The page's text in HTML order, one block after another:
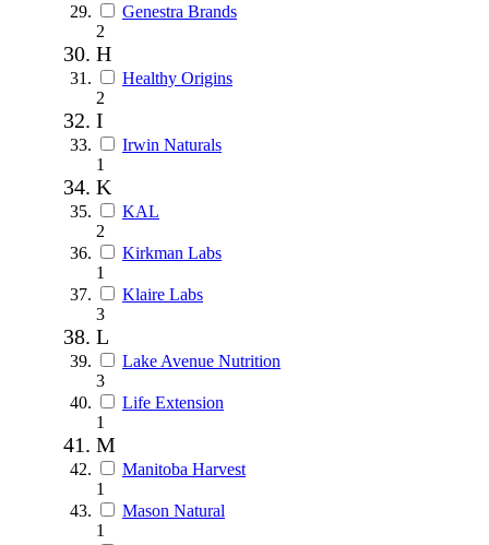
Genestra Brands
2
H
Healthy Origins
2
I
Irwin Naturals
1
K
KAL
2
Kirkman Labs
1
Klaire Labs
3
L
Lake Avenue Nutrition
3
Life Extension
1
M
Manitoba Harvest
1
Mason Natural
1